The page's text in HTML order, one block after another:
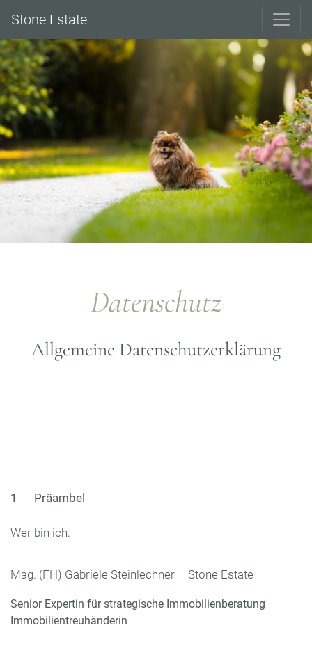
Stone Estate
Datenschutz
Allgemeine Datenschutzerklärung
1 Präambel
Wer bin ich:
Mag. (FH) Gabriele Steinlechner – Stone Estate
Senior Expertin für strategische Immobilienberatung
Immobilientreuhänderin